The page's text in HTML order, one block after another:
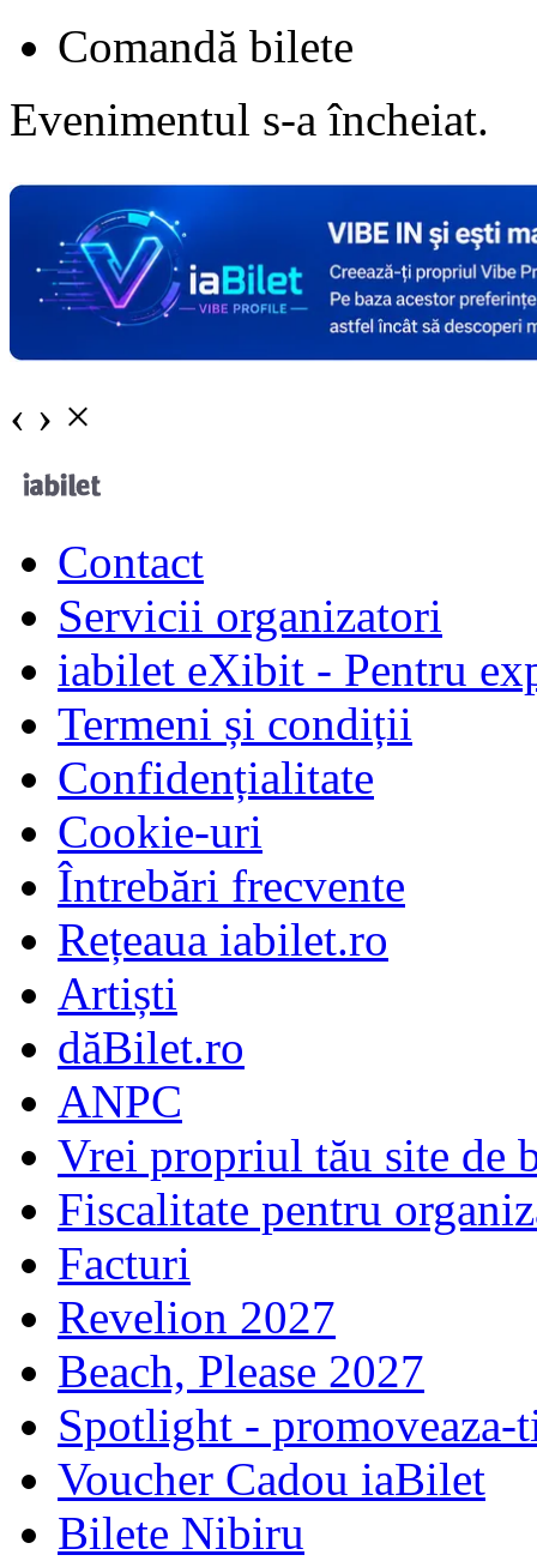
Comandă bilete
Evenimentul s-a încheiat.
‹ › ×
Contact
Servicii organizatori
iabilet eXibit - Pentru
Termeni și condiții
Confidențialitate
Cookie-uri
Întrebări frecvente
Rețeaua iabilet.ro
Artiști
dăBilet.ro
ANPC
Vrei propriul tău site de
Fiscalitate pentru
Facturi
Revelion 2027
Beach, Please 2027
Spotlight - promoveaza-
Voucher Cadou iaBilet
Bilete Nibiru